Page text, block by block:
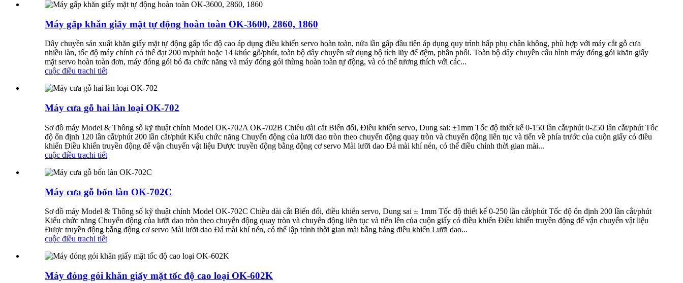
Máy gấp khăn giấy mặt tự động hoàn toàn OK-3600, 2860, 1860
Dây chuyền sản xuất khăn giấy mặt tự động gấp tốc độ cao áp dụng điều khiển servo hoàn toàn, nửa lần gấp đầu tiên áp dụng quy trình hấp phụ chân không, phù hợp với máy cắt gỗ cưa
nhiều làn, tốc độ máy chính có thể đạt 200 m/phút hoặc 14 khúc gỗ/phút, toàn bộ dây chuyền sử dụng bộ tích lũy để đệm, phân phối. Toàn bộ dây chuyền cấu hình máy đóng gói khăn giấy
mặt servo hoàn toàn đơn, máy đóng gói bó đa chức năng và máy đóng gói thùng hoàn toàn tự động, và có thể tương thích với các...
cuộc điều trachi tiết
Máy cưa gỗ hai làn loại OK-702
Sơ đồ máy Model & Thông số kỹ thuật chính Model OK-702A OK-702B Chiều dài cắt Biến đổi, Điều khiển servo, Dung sai: ±1mm Tốc độ thiết kế 0-150 lần cắt/phút 0-250 lần cắt/phút Tốc
độ ổn định 120 lần cắt/phút 200 lần cắt/phút Kiểu chức năng Chuyển động của lưỡi dao tròn theo chuyển động quay tròn và chuyển động liên tục và tiến về phía trước của cuộn giấy có điều
khiển Điều khiển truyền động để vận chuyển vật liệu Được truyền động bằng động cơ servo Mài lưỡi dao Đá mài khí nén, có thể điều chỉnh thời gian mài...
cuộc điều trachi tiết
Máy cưa gỗ bốn làn OK-702C
Sơ đồ máy Model & Thông số kỹ thuật chính Model OK-702C Chiều dài cắt Biến đổi, điều khiển servo, Dung sai ± 1mm ​​Tốc độ thiết kế 0-250 lần cắt/phút Tốc độ ổn định 200 lần cắt/phút
Kiểu chức năng Chuyển động của lưỡi dao tròn theo chuyển động quay tròn và chuyển động liên tục và tiến lên của cuộn giấy có điều khiển Điều khiển truyền động để vận chuyển vật liệu
Được truyền động bằng động cơ servo Mài lưỡi dao Đá mài khí nén, có thể lập trình thời gian mài bằng bảng điều khiển Lưỡi dao...
cuộc điều trachi tiết
Máy đóng gói khăn giấy mặt tốc độ cao loại OK-602K